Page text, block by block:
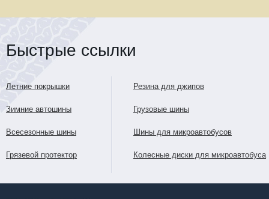
Быстрые ссылки
Летние покрышки
Зимние автошины
Всесезонные шины
Грязевой протектор
Резина для джипов
Грузовые шины
Шины для микроавтобусов
Колесные диски для микроавтобуса